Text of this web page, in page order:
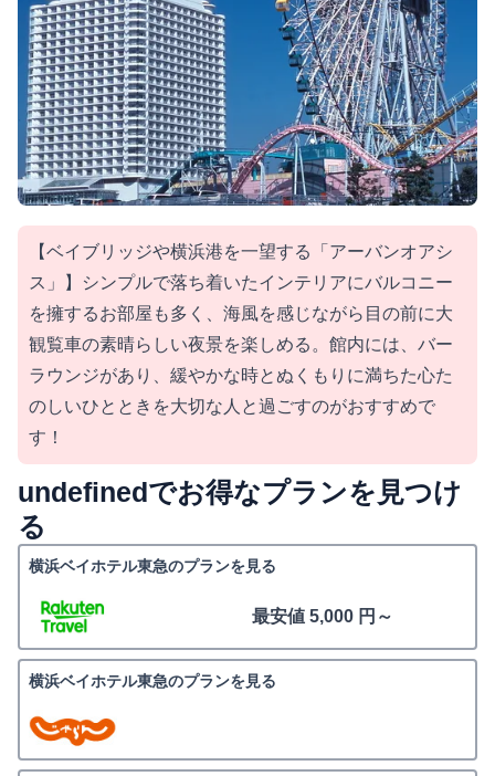
【ベイブリッジや横浜港を一望する「アーバンオアシ
ス」】シンプルで落ち着いたインテリアにバルコニー
を擁するお部屋も多く、海風を感じながら目の前に大
観覧車の素晴らしい夜景を楽しめる。館内には、バー
ラウンジがあり、緩やかな時とぬくもりに満ちた心た
のしいひとときを大切な人と過ごすのがおすすめで
す！
undefinedでお得なプランを見つけ
る
横浜ベイホテル東急のプランを見る
最安値 5,000 円～
横浜ベイホテル東急のプランを見る